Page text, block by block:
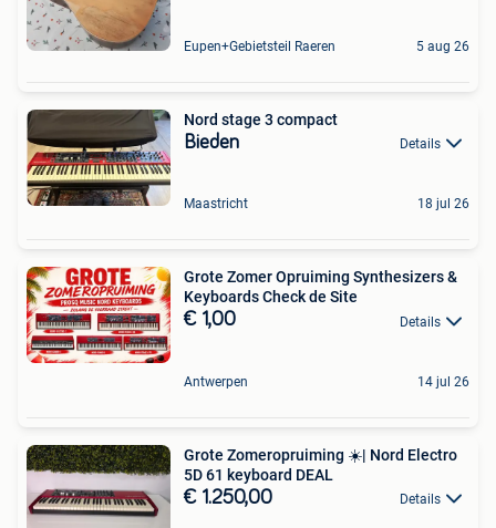
Eupen+Gebietsteil Raeren 5 aug 26
Nord stage 3 compact
Bieden Details
Maastricht 18 jul 26
Grote Zomer Opruiming Synthesizers &
Keyboards Check de Site
€ 1,00 Details
Antwerpen 14 jul 26
Grote Zomeropruiming ☀️| Nord Electro
5D 61 keyboard DEAL
€ 1.250,00 Details